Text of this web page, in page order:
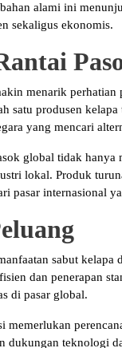
alami ini
sekaligus ekonomis.
menarik
satu produsen
yang mencari
global tidak
lokal. Produk
pasar internasional
sabut
dan penerapan
di pasar global.
memerlukan
dukungan teknologi